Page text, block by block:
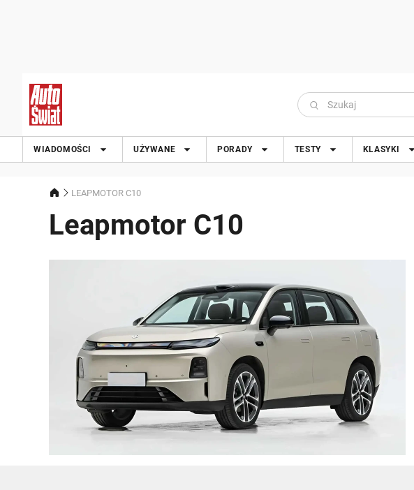
WIADOMOŚCI UŻYWANE PORADY TESTY KLASYKI
LEAPMOTOR C10
Leapmotor C10